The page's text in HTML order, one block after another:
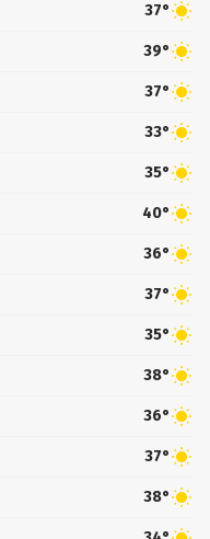
37°
39°
37°
33°
35°
40°
36°
37°
35°
38°
36°
37°
38°